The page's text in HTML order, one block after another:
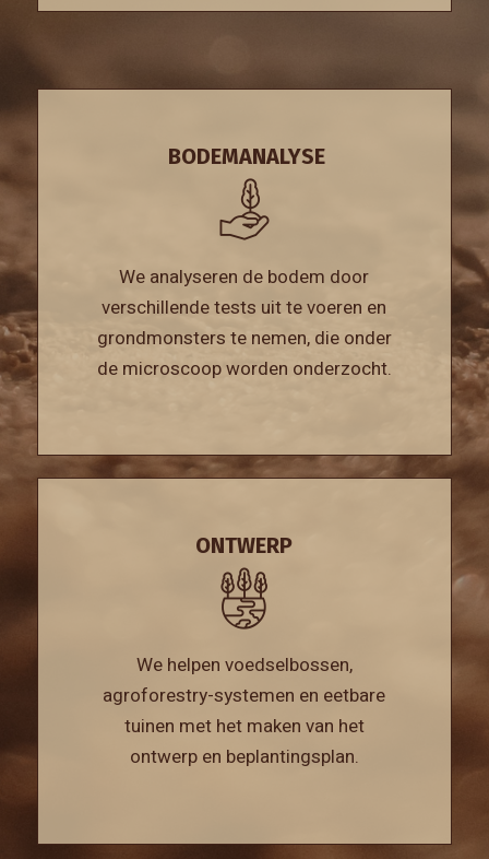
BODEMANALYSE
We analyseren de bodem door
verschillende tests uit te voeren en
grondmonsters te nemen, die onder
de microscoop worden onderzocht.
ONTWERP
We helpen voedselbossen,
agroforestry-systemen en eetbare
tuinen met het maken van het
ontwerp en beplantingsplan.